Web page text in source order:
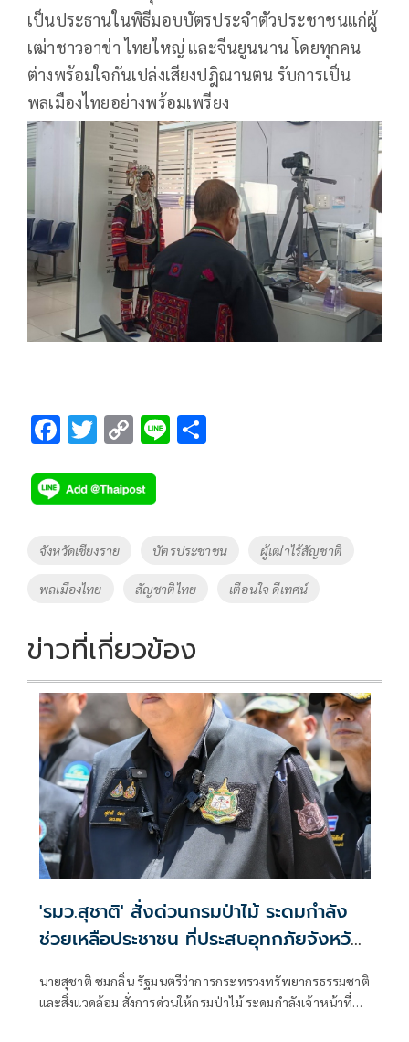
เป็นประธานในพิธีมอบบัตรประจำตัวประชาชนแก่ผู้
เฒ่าชาวอาข่า ไทยใหญ่ และจีนยูนนาน โดยทุกคน
ต่างพร้อมใจกันเปล่งเสียงปฎิณานตน รับการเป็น
พลเมืองไทยอย่างพร้อมเพรียง
F
e
b
o
o
k
T
tt
er
C
p
y
Li
n
k
Li
Tags
จังหวัดเชียงราย บัตรประชาชน ผู้เฒ่าไร้สัญชาติ
พลเมืองไทย สัญชาติไทย เตือนใจ ดีเทศน์
ข่าวที่เกี่ยวข้อง
'รมว.สุชาติ' สั่งด่วนกรมป่าไม้ ระดมกำลัง
ช่วยเหลือประชาชน ที่ประสบอุทกภัยจังหวัด
เชียงราย พร้อมเฝ้าระวัง 24 ชั่วโมง หาก
สถานการณ์ทวีความรุนแรง
นายสุชาติ ชมกลิ่น รัฐมนตรีว่าการกระทรวงทรัพยากรธรรมชาติ
และสิ่งแวดล้อม สั่งการด่วนให้กรมป่าไม้ ระดมกำลังเจ้าหน้าที่